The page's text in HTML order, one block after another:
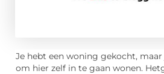
Je hebt een woning gekocht,
om hier zelf in te gaan wonen.